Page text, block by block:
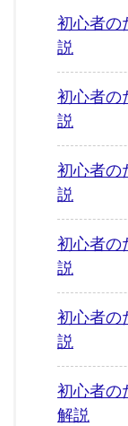
初心者
説
初心者
説
初心者
説
初心者
説
初心者
説
初心者
解説